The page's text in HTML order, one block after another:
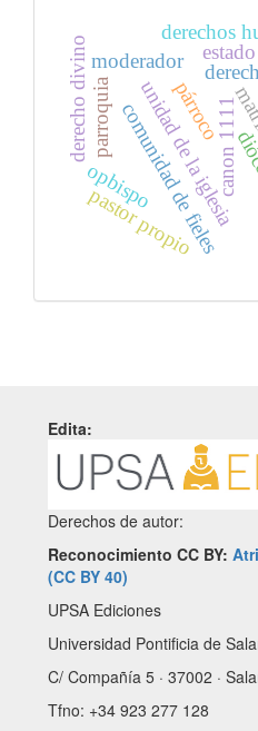
canon 1111
unidad de la iglesia
comunidad de fieles
moderador
parroquia párroco
pastor propio
derechos
derecho divino
opbispo
Edita:
Derechos de autor:
Reconocimiento CC BY:
(CC BY 40)
UPSA Ediciones
Universidad Pontificia de
C/ Compañía 5 · 37002 ·
Tfno: +34 923 277 128